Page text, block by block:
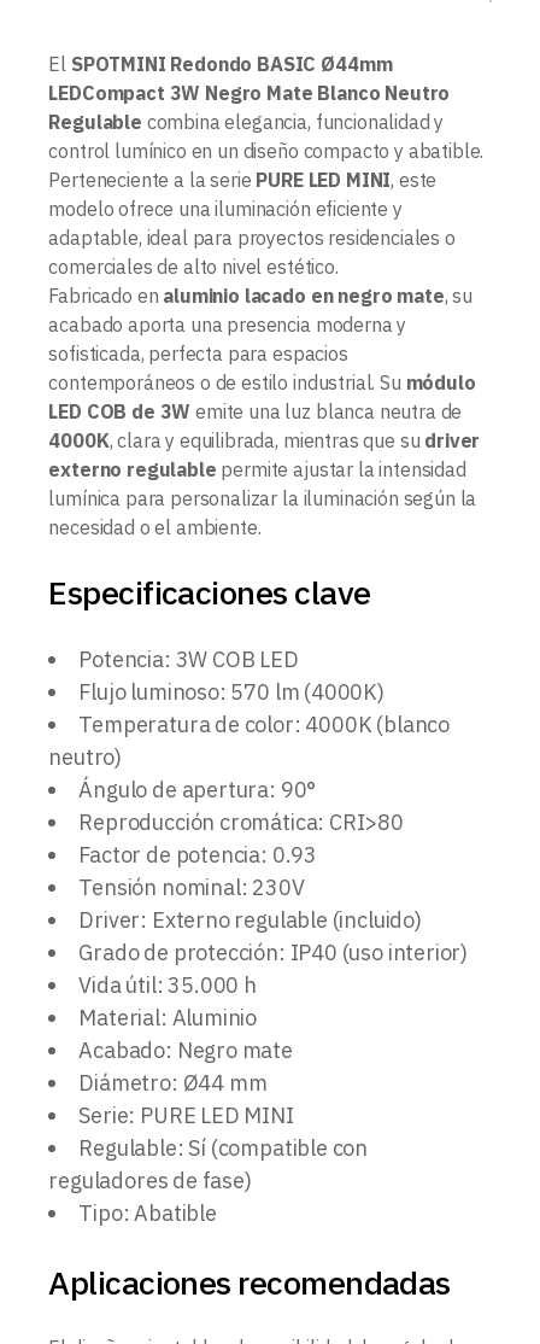
El SPOTMINI Redondo BASIC Ø44mm
LEDCompact 3W Negro Mate Blanco Neutro
Regulable combina elegancia, funcionalidad y
control lumínico en un diseño compacto y abatible.
Perteneciente a la serie PURE LED MINI, este
modelo ofrece una iluminación eficiente y
adaptable, ideal para proyectos residenciales o
comerciales de alto nivel estético.
Fabricado en aluminio lacado en negro mate, su
acabado aporta una presencia moderna y
sofisticada, perfecta para espacios
contemporáneos o de estilo industrial. Su módulo
LED COB de 3W emite una luz blanca neutra de
4000K, clara y equilibrada, mientras que su driver
externo regulable permite ajustar la intensidad
lumínica para personalizar la iluminación según la
necesidad o el ambiente.
Especificaciones clave
Potencia: 3W COB LED
Flujo luminoso: 570 lm (4000K)
Temperatura de color: 4000K (blanco
neutro)
Ángulo de apertura: 90°
Reproducción cromática: CRI>80
Factor de potencia: 0.93
Tensión nominal: 230V
Driver: Externo regulable (incluido)
Grado de protección: IP40 (uso interior)
Vida útil: 35.000 h
Material: Aluminio
Acabado: Negro mate
Diámetro: Ø44 mm
Serie: PURE LED MINI
Regulable: Sí (compatible con
reguladores de fase)
Tipo: Abatible
Aplicaciones recomendadas